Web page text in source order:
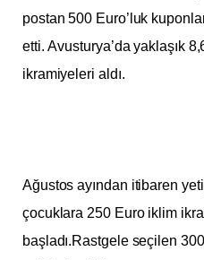
postan 500 Euro’luk
etti. Avusturya’da yaklaşık
ikramiyeleri aldı.
Ağustos ayından itibaren
çocuklara 250 Euro iklim
başladı.Rastgele seçilen